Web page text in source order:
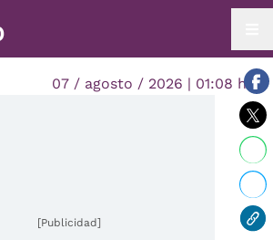
07 / agosto / 2026 | 01:08 hrs.
[Publicidad]